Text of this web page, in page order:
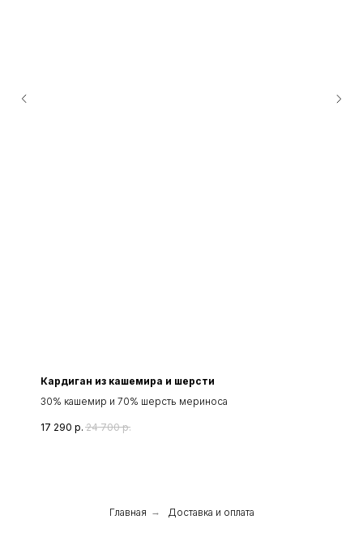
Кардиган из кашемира и шерсти
30% кашемир и 70% шерсть мериноса
17 290 р. 24 700 р.
Главная → Доставка и оплата